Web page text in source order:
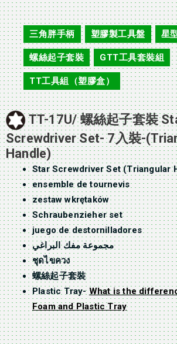
TT-17U
三角胖手柄 , 塑膠製工具盤 , 星
螺絲起子套裝 , GTT工具套裝組 ,
TT工具組（塑膠盒）
TT-17U/ 螺絲起子套裝
Screwdriver Set- 7入裝-
Handle)
Star Screwdriver Set (Triangular
ensemble de tournevis
zestaw wkrętaków
Schraubenzieher set
juego de destornilladores
مجموعة مفك البراغي
ชุดไขควง
螺絲起子套裝
Plastic Tray- What is the
Foam and Plastic Tray